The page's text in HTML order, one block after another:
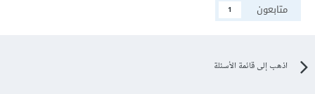
متابعون
1
اذهب إلى قائمة الأسئلة